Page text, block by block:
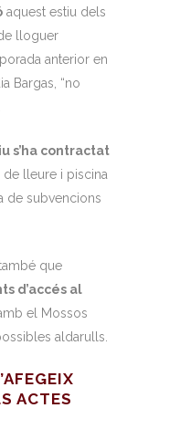
aquest estiu dels
lloguer
anterior en
Bargas, “no
s’ha contractat
de lleure i piscina
de subvencions
que
d’accés al
el Mossos
aldarulls.
ACTES